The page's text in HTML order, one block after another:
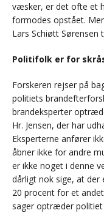
væsker, er det ofte et
formodes opstået.
Lars Schiøtt Sørensen
Politifolk er for
Forskeren rejser på
politiets
brandeksperter
Hr. Jensen, der har
Eksperterne anfører
åbner ikke for andre
er ikke noget i denne
dårligt nok sige, at der
20 procent for et
sager optræder